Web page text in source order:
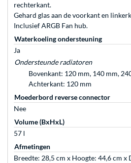
rechterkant.
Gehard glas aan de voorkant en
Inclusief ARGB Fan hub.
Waterkoeling ondersteuning
Ja
Ondersteunde radiatoren
Bovenkant: 120 mm, 140 mm,
Achterkant: 120 mm
Moederbord reverse connector
Nee
Volume (BxHxL)
57 l
Afmetingen
Breedte: 28,5 cm x Hoogte: 44,6 cm x